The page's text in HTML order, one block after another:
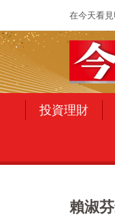
在今天看
投資理財
賴淑